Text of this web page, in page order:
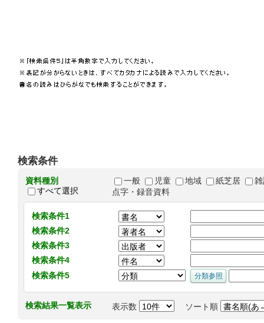
検索条件
資料種別
すべて選択
一般 児童 地域 紙芝居
点字・録音資料
検索条件1
検索条件2
検索条件3
検索条件4
検索条件5
検索結果一覧表示 表示数 ソート順